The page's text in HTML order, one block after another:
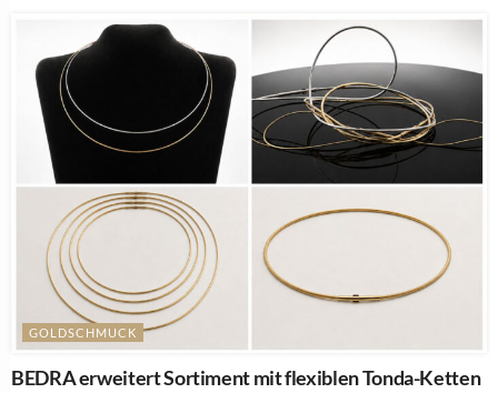
GOLDSCHMUCK
BEDRA erweitert Sortiment mit flexiblen Tonda-Ketten